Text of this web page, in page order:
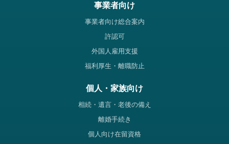
事業者向け
事業者向け総合案内
許認可
外国人雇用支援
福利厚生・離職防止
個人・家族向け
相続・遺言・老後の備え
離婚手続き
個人向け在留資格